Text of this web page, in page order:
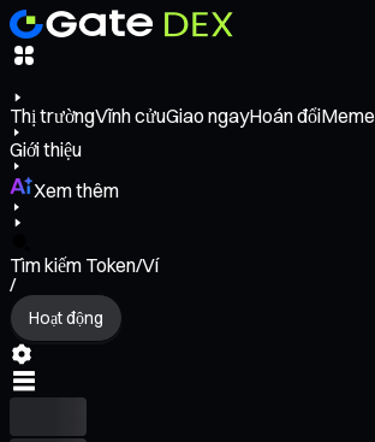
Thị trườngVĩnh cửuGiao ngayHoán đổiMeme
Giới thiệu
Xem thêm
Tìm kiếm Token/Ví
/
Hoạt động